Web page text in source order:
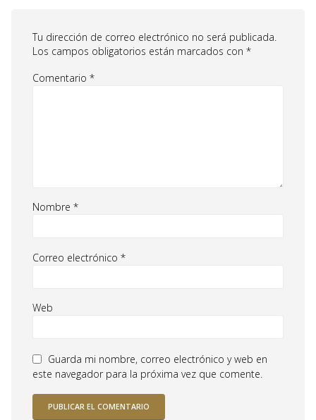
Tu dirección de correo electrónico no será publicada.
Los campos obligatorios están marcados con *
Comentario *
Nombre *
Correo electrónico *
Web
Guarda mi nombre, correo electrónico y web en
este navegador para la próxima vez que comente.